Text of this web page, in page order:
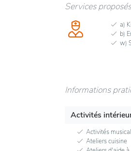
Services proposés
a)
b)
w)
Informations
Activités
Activités
Ateliers cuisine